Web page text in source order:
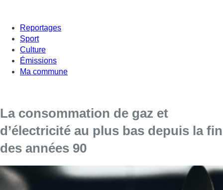
Reportages
Sport
Culture
Émissions
Ma commune
La consommation de gaz et
d’électricité au plus bas depuis la fin
des années 90